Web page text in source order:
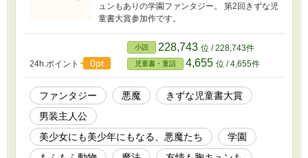
ュンもありの学園ファンタジー。 第2回きずな児
童書大賞参加作です。
24h.ポイント 0pt
小説 228,743 位 / 228,743件
児童書・童話 4,655 位 / 4,655件
ファンタジー 悪魔
きずな児童書大賞
男装主人公
美少女にも美少年にもなる、悪魔たち
学園